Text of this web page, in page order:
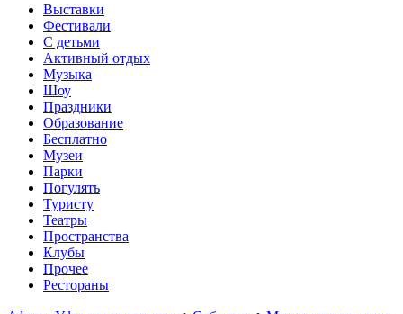
Выставки
Фестивали
С детьми
Активный отдых
Музыка
Шоу
Праздники
Образование
Бесплатно
Музеи
Парки
Погулять
Туристу
Театры
Пространства
Клубы
Прочее
Рестораны